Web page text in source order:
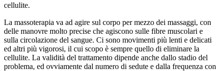
cellulite.
La massoterapia va ad agire sul corpo per mezzo dei massaggi, con
delle manovre molto precise che agiscono sulle fibre muscolari e
sulla circolazione del sangue. Ci sono movimenti più lenti e delicati
ed altri più vigorosi, il cui scopo è sempre quello di eliminare la
cellulite. La validità del trattamento dipende anche dallo stadio del
problema, ed ovviamente dal numero di sedute e dalla frequenza con